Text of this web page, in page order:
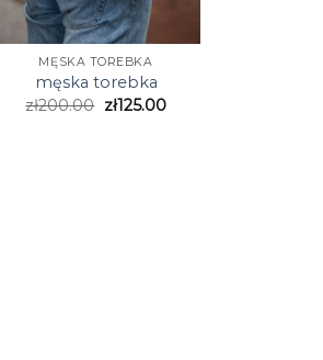
MĘSKA TOREBKA
męska torebka
zł200.00 zł125.00